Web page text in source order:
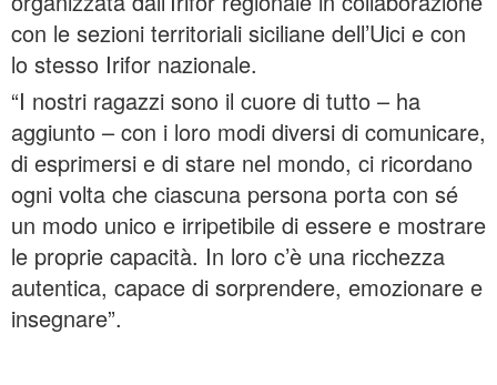
con le sezioni territoriali siciliane dell’Uici e con
lo stesso Irifor nazionale.
“I nostri ragazzi sono il cuore di tutto – ha
aggiunto – con i loro modi diversi di comunicare,
di esprimersi e di stare nel mondo, ci ricordano
ogni volta che ciascuna persona porta con sé
un modo unico e irripetibile di essere e mostrare
le proprie capacità. In loro c’è una ricchezza
autentica, capace di sorprendere, emozionare e
insegnare”.